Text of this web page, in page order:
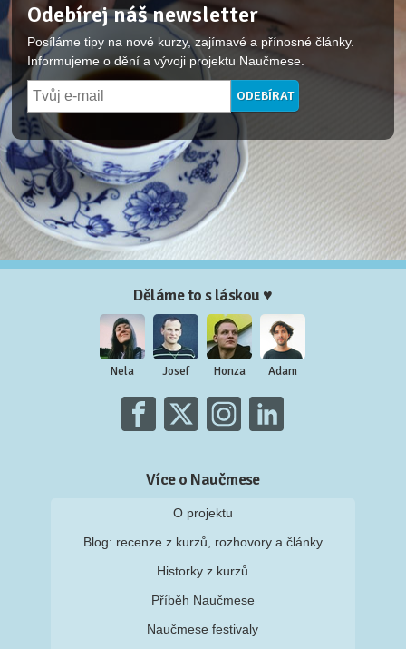
Odebírej náš newsletter
Posíláme tipy na nové kurzy, zajímavé a přínosné články.
Informujeme o dění a vývoji projektu Naučmese.
Děláme to s láskou ♥
Nela Josef Honza Adam
Více o Naučmese
O projektu
Blog: recenze z kurzů, rozhovory a články
Historky z kurzů
Příběh Naučmese
Naučmese festivaly